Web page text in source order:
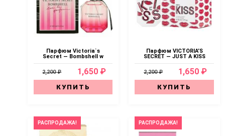
Парфюм Victoria`s
Secret — Bombshell w
2,200 ₽ 1,650 ₽
КУПИТЬ
Парфюм VICTORIA’S
SECRET — JUST A KISS
2,200 ₽ 1,650 ₽
КУПИТЬ
РАСПРОДАЖА! РАСПРОДАЖА!